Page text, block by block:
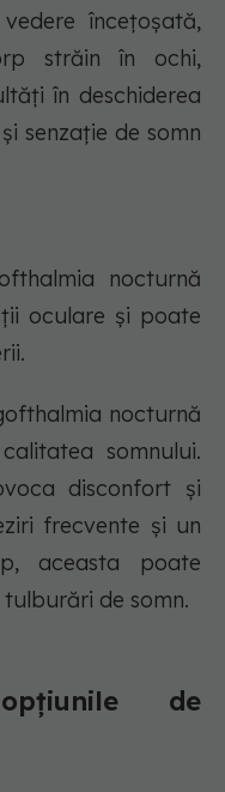
încețoșată,
străin în ochi,
în deschiderea
senzație de somn
nocturnă
oculare și poate
nocturnă
somnului.
disconfort și
frecvente și un
aceasta poate
de somn.
de